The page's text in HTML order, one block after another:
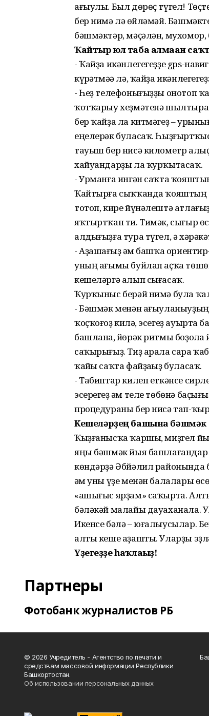
ағыулы. Был дөрөҫ түгел!
бер нимә лә һөйләмәй.
бәшмәктәр, мәҫәлән, мухомор,
Ҡайтыр юл таба алмаған
- Ҡайҙа икәнлегегеҙҙе gps-
күрһәтмәһә лә, ҡайҙа
- Һеҙ телефонығыҙҙы онотоп
ҡотҡарыу хеҙмәтенә
бер ҡайҙа ла китмәгеҙ –
еңелерәк буласаҡ.
тауыш бер нисә километр
хайуандарҙы ла ҡурҡытасаҡ.
- Урманға ингән саҡта
Ҡайтырға сыҡҡанда ҡояштың
тотоп, кире йүнәлештә
яҡтыртҡан ти. Тимәк, сығыр
алдығыҙға тура түгел, ә
- Аҙашһағыҙ һәм башҡа
уның ағымы буйлап аҫҡа
кешеләргә алып сығасаҡ.
Ҡурҡыныс берәй нимә була
- Бәшмәк менән ағыуланыуҙың
ҡоҫҡоғоҙ килһә, эсегеҙ ауырта
башланһа, йөрәк ритмы
саҡырығыҙ. Тиҙ арала сара
ҡайһы саҡта файҙаһыҙ буласаҡ.
- Табиптар килеп еткәнсе
эсерегеҙ һәм теле төбөнә
процедураны бер нисә тап-
Кешеләрҙең башына бәшмәк
Ҡыҙғанысҡа ҡаршы, миҙгел
яңы бәшмәк йыя башлағандар
көндәрҙә Әбйәлил
һәм уны үҙе менән балалары
«ашығыс ярҙам» саҡырта.
бәләкәй малайы
Икенсе бәлә – юғалыусылар.
алты кеше аҙашты. Уларҙы
Үҙегеҙҙе һаҡлағыҙ!
Партнеры
Фотобанк журналистов РБ
© 2026 Учредитель - Агентство по печати и
средствам массовой информации Республики
Башкортостан.
Об использовании персональных данных